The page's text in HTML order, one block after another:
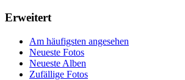
Erweitert
Am häufigsten angesehen
Neueste Fotos
Neueste Alben
Zufällige Fotos